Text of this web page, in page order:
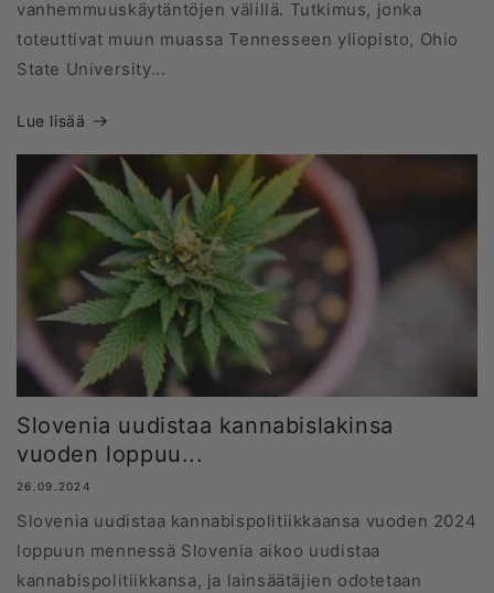
vanhemmuuskäytäntöjen välillä. Tutkimus, jonka
toteuttivat muun muassa Tennesseen yliopisto, Ohio
State University...
Lue lisää
Slovenia uudistaa kannabislakinsa
vuoden loppuu...
26.09.2024
Slovenia uudistaa kannabispolitiikkaansa vuoden 2024
loppuun mennessä Slovenia aikoo uudistaa
kannabispolitiikkansa, ja lainsäätäjien odotetaan